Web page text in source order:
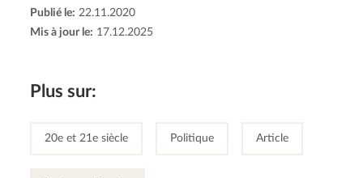
Publié le: 22.11.2020
Mis à jour le: 17.12.2025
Plus sur:
20e et 21e siècle Politique Article